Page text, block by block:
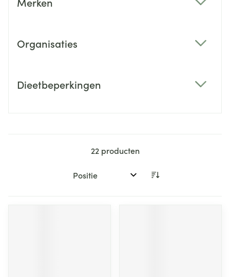
Organisaties
Dieetbeperkingen
22producten
Sorteer op: